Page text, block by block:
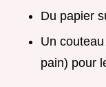
Du papier
Un
pain) pour